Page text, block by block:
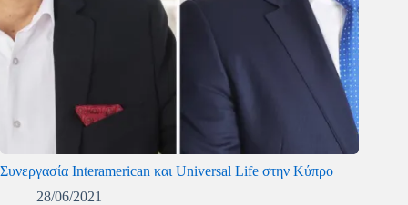
Συνεργασία Interamerican και Universal Life στην Κύπρο
28/06/2021